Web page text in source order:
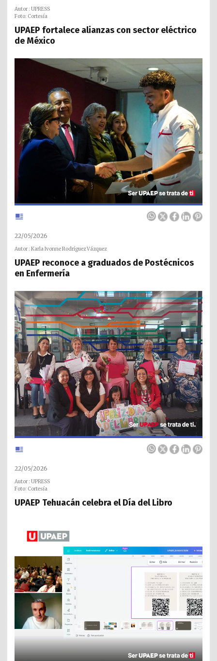
Autor : UPRESS
Foto: Cortesía
UPAEP fortalece alianzas con sector eléctrico
de México
22/05/2026
Autor : Karla Ivonne Rodríguez Vázquez
UPAEP reconoce a graduados de Postécnicos
en Enfermería
22/05/2026
Autor : UPRESS
Foto: Cortesía
UPAEP Tehuacán celebra el Día del Libro